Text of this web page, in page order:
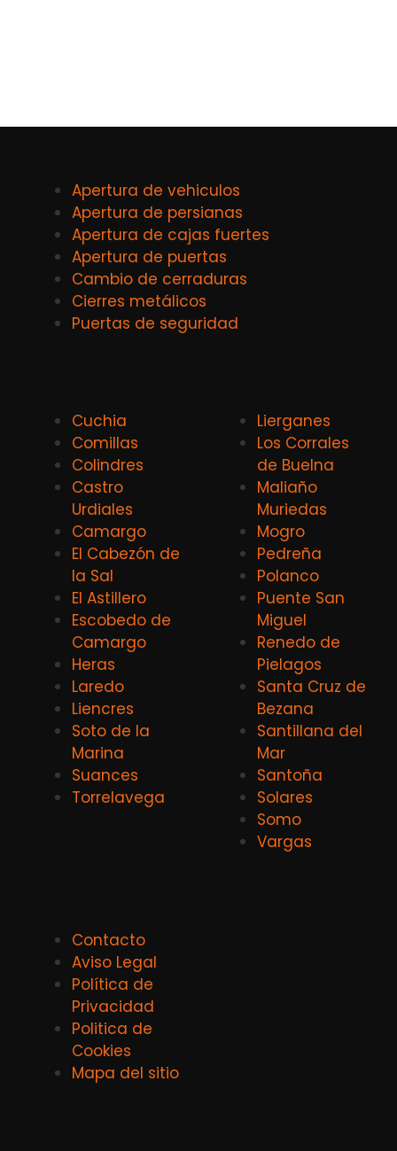
Apertura de vehiculos
Apertura de persianas
Apertura de cajas fuertes
Apertura de puertas
Cambio de cerraduras
Cierres metálicos
Puertas de seguridad
Cuchia
Comillas
Colindres
Castro
Urdiales
Camargo
El Cabezón de
la Sal
El Astillero
Escobedo de
Camargo
Heras
Laredo
Liencres
Soto de la
Marina
Suances
Torrelavega
Lierganes
Los Corrales
de Buelna
Maliaño
Muriedas
Mogro
Pedreña
Polanco
Puente San
Miguel
Renedo de
Pielagos
Santa Cruz de
Bezana
Santillana del
Mar
Santoña
Solares
Somo
Vargas
Contacto
Aviso Legal
Política de
Privacidad
Politica de
Cookies
Mapa del sitio